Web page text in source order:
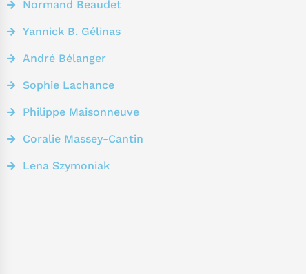
Normand Beaudet
Yannick B. Gélinas
André Bélanger
Sophie Lachance
Philippe Maisonneuve
Coralie Massey-Cantin
Lena Szymoniak